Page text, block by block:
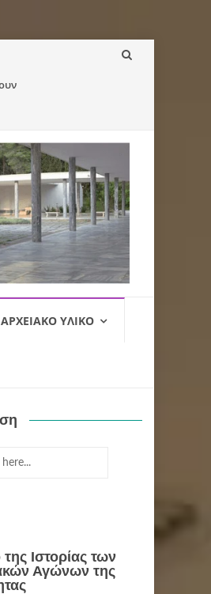
ΥΛΙΚΌ
Ιστορίας των
Αγώνων της